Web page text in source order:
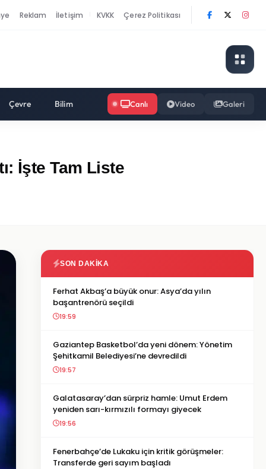
Reklam İletişim KVKK Çerez Politikası
Çevre Bilim Canlı Video Galeri
İşte Tam Liste
SON DAKIKA
Ferhat Akbaş’a büyük onur: Asya’da yılın
başantrenörü seçildi
19:59
Gaziantep Basketbol’da yeni dönem: Yönetim
Şehitkamil Belediyesi’ne devredildi
19:57
Galatasaray’dan sürpriz hamle: Umut Erdem
yeniden sarı-kırmızılı formayı giyecek
19:56
Fenerbahçe’de Lukaku için kritik görüşmeler:
Transferde geri sayım başladı